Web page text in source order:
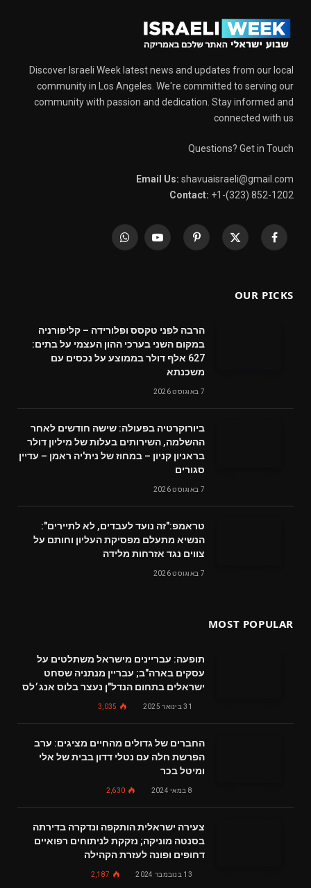
Discover Israeli Week latest news and updates from our local
community in Los Angeles. We're committed to serving our
community with passion and dedication. Stay informed and
connected with us
Questions? Get in Touch
Email Us: shavuaisraeli@gmail.com
Contact: +1-(323) 852-1202
Facebook
X
Pinterest
YouTube
WhatsApp
OUR PICKS
הרבה לפני טקסס ופלורידה – קליפורניה
במקום השני בערכי ההון העצמי על בתים:
627 אלף דולר בממוצע על נכסים עם
משכנתא
7 באוגוסט 2026
ביורוקרטיה בפעולה: שישה חודשים לאחר
ההשלמה, השירותים בעלות של מיליון דולר
בראניון קניון – במחוז של נית'יה ראמן – עדיין
סגורים
7 באוגוסט 2026
טראמפ:"זה נועד לעבדים, לא לתיירים":
הנשיא מתעלם מפסיקת העליון וחותם על
צווים נגד אזרחות מלידה
7 באוגוסט 2026
MOST POPULAR
תופעה: עבריינים מישראל משתלטים על
עסקים בארה"ב; עבריין מנתניה שסחט
ישראלים בתחום הנדל"ן נעצר בלוס אנג׳לס
31 בינואר 2025 3,035
החברים של גדולים מהחיים מציגים: ערב
הפרשת חלה עם נטלי דדון בבית של אלי
ומיטל בכר
8 במאי 2024 2,630
צעירה ישראלית הותקפה ונדקרה בדירתה
בסנטה מוניקה; נזקקת לניתוחים רפואיים
דחופים ופונה לעזרת הקהילה
13 בנובמבר 2024 2,187